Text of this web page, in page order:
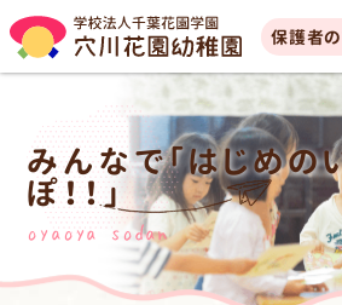
保護者
みんなで「はじめの
ぽ！！」
oyaoya sodan